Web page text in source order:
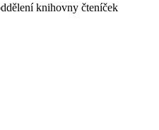
knihovny čteníček